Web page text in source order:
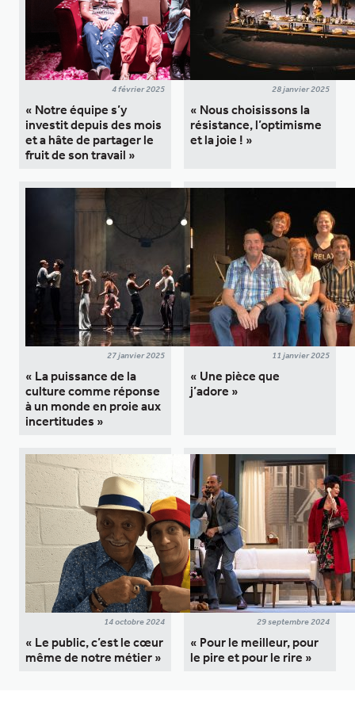
4 février 2025
« Notre équipe s’y
investit depuis des mois
et a hâte de partager le
fruit de son travail »
28 janvier 2025
« Nous choisissons la
résistance, l’optimisme
et la joie ! »
27 janvier 2025
« La puissance de la
culture comme réponse
à un monde en proie aux
incertitudes »
11 janvier 2025
« Une pièce que
j’adore »
14 octobre 2024
« Le public, c’est le cœur
même de notre métier »
29 septembre 2024
« Pour le meilleur, pour
le pire et pour le rire »